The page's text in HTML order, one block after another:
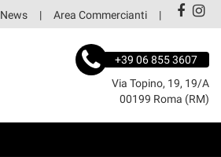
News Area Commercianti
+39 06 855 3607
Via Topino, 19, 19/A
00199 Roma (RM)